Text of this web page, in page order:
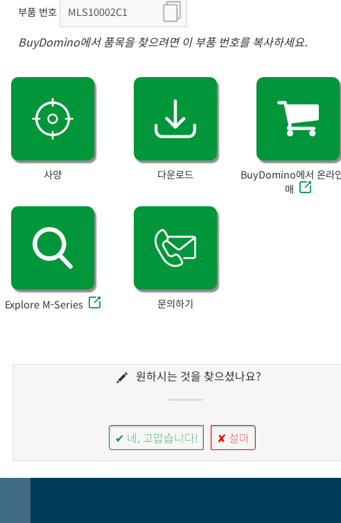
부품 번호
BuyDomino에서 품목을 찾으려면 이 부품 번호를 복사하세요.
사양 다운로드
BuyDomino에서 온라
매
Explore M-Series 문의하기
원하시는 것을 찾으셨나요?
✔ 네, 고맙습니다! ✘ 설마